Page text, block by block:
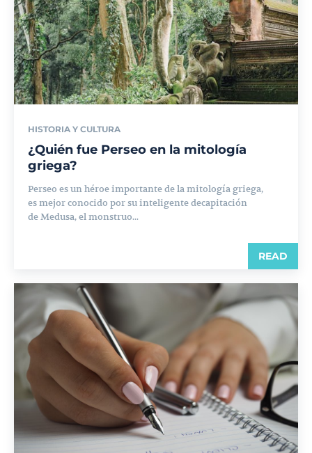
HISTORIA Y CULTURA
¿Quién fue Perseo en la mitología
griega?
Perseo es un héroe importante de la mitología griega,
es mejor conocido por su inteligente decapitación
de Medusa, el monstruo...
READ